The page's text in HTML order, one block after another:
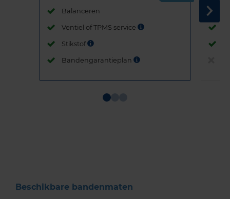
Balanceren
Ventiel of TPMS service
Stikstof
Bandengarantieplan
Beschikbare bandenmaten